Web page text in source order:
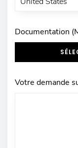
Documentation
Votre demande